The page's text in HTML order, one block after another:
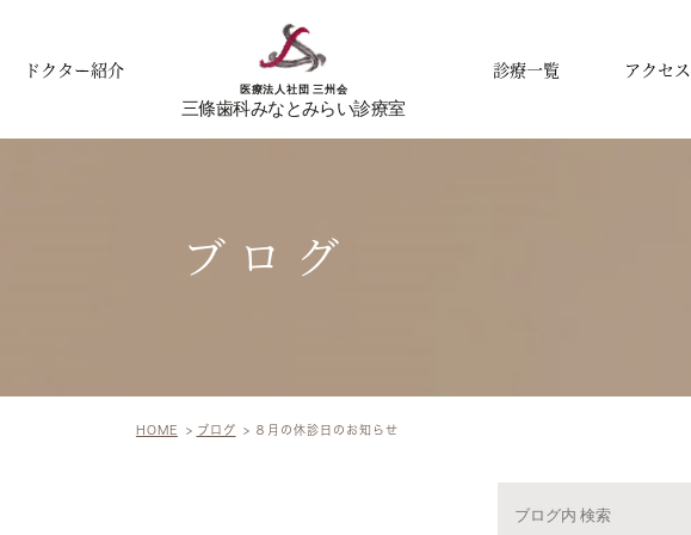
ドクター紹介 診療一覧 アクセス
ブログ
HOME ブログ ８月の休診日のお知らせ